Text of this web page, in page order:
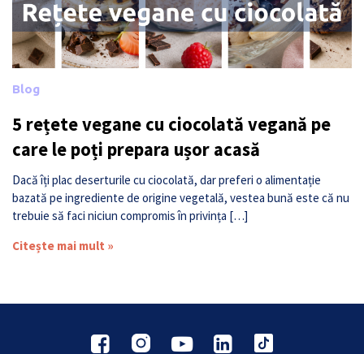
Blog
5 rețete vegane cu ciocolată vegană pe
care le poți prepara ușor acasă
Dacă îți plac deserturile cu ciocolată, dar preferi o alimentație
bazată pe ingrediente de origine vegetală, vestea bună este că nu
trebuie să faci niciun compromis în privința […]
Citește mai mult »